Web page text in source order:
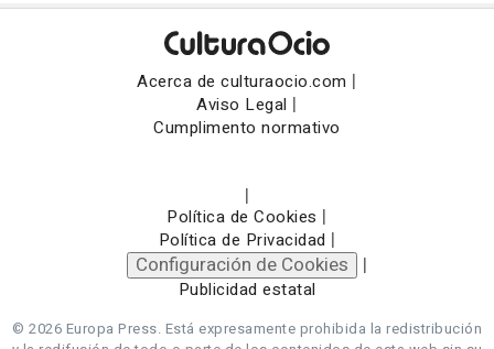
Acerca de culturaocio.com |
Aviso Legal |
Cumplimento normativo
|
Política de Cookies |
Política de Privacidad |
Configuración de Cookies |
Publicidad estatal
© 2026 Europa Press. Está expresamente prohibida la redistribución